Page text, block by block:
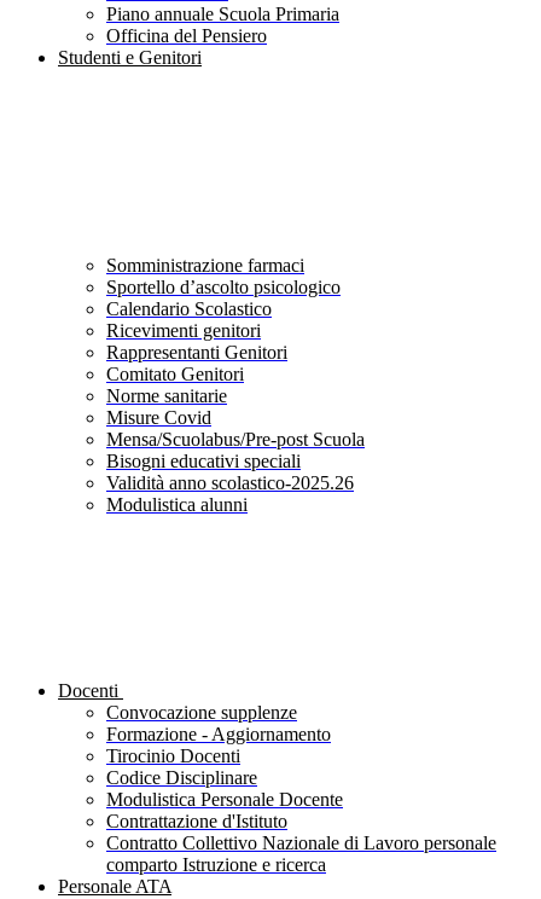
Piano annuale Scuola Primaria
Officina del Pensiero
Studenti e Genitori
Somministrazione farmaci
Sportello d’ascolto psicologico
Calendario Scolastico
Ricevimenti genitori
Rappresentanti Genitori
Comitato Genitori
Norme sanitarie
Misure Covid
Mensa/Scuolabus/Pre-post Scuola
Bisogni educativi speciali
Validità anno scolastico-2025.26
Modulistica alunni
Docenti
Convocazione supplenze
Formazione - Aggiornamento
Tirocinio Docenti
Codice Disciplinare
Modulistica Personale Docente
Contrattazione d'Istituto
Contratto Collettivo Nazionale di Lavoro personale
comparto Istruzione e ricerca
Personale ATA